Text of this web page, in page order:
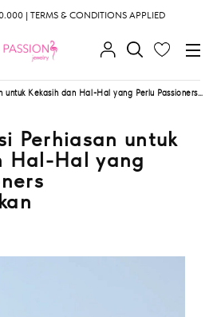
| TERMS & CONDITIONS APPLIED
Rekomendasi Perhiasan untuk Kekasih dan Hal-Hal yang Perlu Passioners Pertimbangkan
Perhiasan untuk
Hal-Hal yang